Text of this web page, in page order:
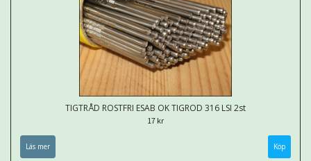
TIGTRÅD ROSTFRI ESAB OK TIGROD 316 LSI 2st
17 kr
Läs mer Köp